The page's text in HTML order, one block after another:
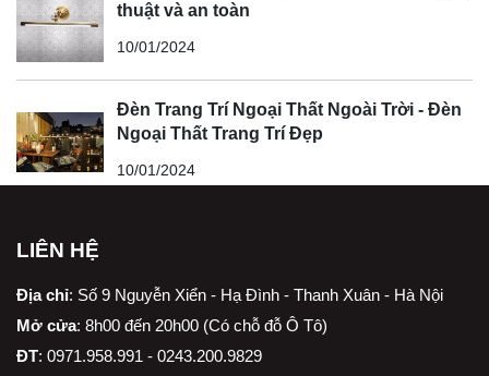
thuật và an toàn
10/01/2024
Đèn Trang Trí Ngoại Thất Ngoài Trời - Đèn
Ngoại Thất Trang Trí Đẹp
10/01/2024
LIÊN HỆ
Địa chỉ: Số 9 Nguyễn Xiển - Hạ Đình - Thanh Xuân - Hà Nội
Mở cửa: 8h00 đến 20h00 (Có chỗ đỗ Ô Tô)
ĐT: 0971.958.991 - 0243.200.9829